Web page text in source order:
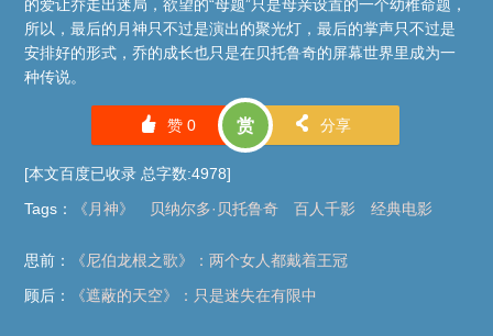
的爱让乔走出迷局，欲望的“母题”只是母亲设置的一个幼稚命题，
所以，最后的月神只不过是演出的聚光灯，最后的掌声只不过是
安排好的形式，乔的成长也只是在贝托鲁奇的屏幕世界里成为一
种传说。
󰄼 赞 0 赏 󰄯 分享
[本文百度已收录 总字数:4978]
Tags ： 《月神》 贝纳尔多·贝托鲁奇 百人千影 经典电影
思前：
《尼伯龙根之歌》：两个女人都戴着王冠
顾后：
《遮蔽的天空》：只是迷失在有限中